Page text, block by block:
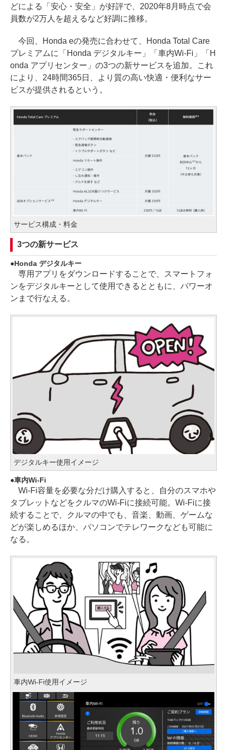
どによる「安心・安全」が好評で、2020年8月時点で会
員数が2万人を超えるなど好調に推移。
今回、Honda eの発売に合わせて、Honda Total Care
プレミアムに「Honda デジタルキー」「車内Wi-Fi」「H
onda アプリセンター」の3つの新サービスを追加。これ
により、24時間365日、より質の高い快適・便利なサー
ビスが提供されるという。
サービス構成・料金
3つの新サービス
Honda デジタルキー
専用アプリをダウンロードすることで、スマートフォ
ンをデジタルキーとして使用できるとともに、パワーオ
ンまで行なえる。
デジタルキー使用イメージ
車内Wi-Fi
Wi-Fi容量を必要な分だけ購入すると、自分のスマホや
タブレットなどをクルマのWi-Fiに接続可能。Wi-Fiに接
続することで、クルマの中でも、音楽、動画、ゲームな
どが楽しめるほか、パソコンでテレワークなども可能に
なる。
車内Wi-Fi使用イメージ